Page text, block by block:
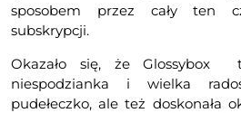
sposobem przez cały ten
subskrypcji.
Okazało się, że
niespodzianka i wielka
pudełeczko, ale też doskonała